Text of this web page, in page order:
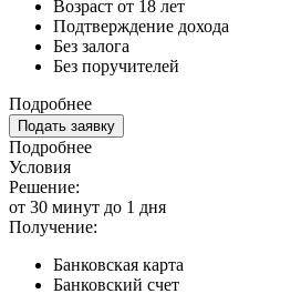
Возраст от 18 лет
Подтверждение дохода
Без залога
Без поручителей
Подробнее
Подать заявку
Подробнее
Условия
Решение:
от 30 минут до 1 дня
Получение:
Банковская карта
Банковский счет